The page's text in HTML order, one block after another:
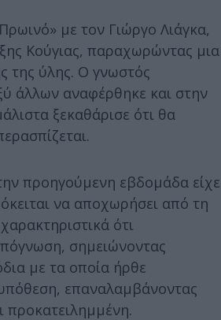
με τον Γιώργο Λιάγκα,
Κούγιας, παραχωρώντας μια
της ύλης. Ο γνωστός
άλλων αναφέρθηκε και στην
ξεκαθάρισε ότι θα
προηγούμενη εβδομάδα είχε
να αποχωρήσει από τη
ότι
σημειώνοντας
με τα οποία ήρθε
επαναλαμβάνοντας
προκατειλημμένη.